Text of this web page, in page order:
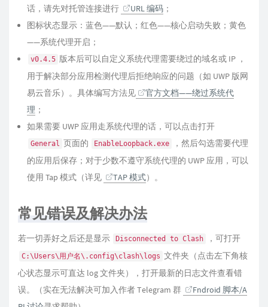
话，请先对托管连接进行
URL 编码 ；
图标状态显示：蓝色——默认；红色——核心启动失败；黄色
——系统代理开启；
v0.4.5 版本后可以自定义系统代理需要绕过的域名或 IP ，
用于解决部分应用检测代理后拒绝响应的问题（如 UWP 版网
易云音乐）。具体编写方法见
官方文档——绕过系统代
理 ；
如果需要 UWP 应用走系统代理的话，可以点击打开
General 页面的 EnableLoopback.exe
，然后勾选需要代理
的应用后保存；对于少数不遵守系统代理的 UWP 应用，可以
使用 Tap 模式（详见
TAP 模式）。
常见错误及解决办法
若一切弄好之后还是显示 Disconnected to Clash ，可打开
C:\Users\用户名\.config\clash\logs 文件夹（点击左下角核
心状态显示可直达 log 文件夹），打开最新的日志文件查看错
误。（实在无法解决可加入作者 Telegram 群
Fndroid 脚本/A